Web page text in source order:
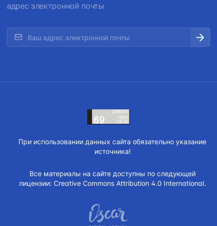
адрес электронной почты
При использовании данных сайта обязательно указание
источника!
Все материалы на сайте доступны по следующей
лицензии: Creative Commons Attribution 4.0 International.